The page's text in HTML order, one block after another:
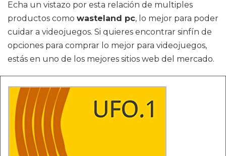
Echa un vistazo por esta relación de multiples
productos como wasteland pc, lo mejor para poder
cuidar a videojuegos. Si quieres encontrar sinfín de
opciones para comprar lo mejor para videojuegos,
estás en uno de los mejores sitios web del mercado.